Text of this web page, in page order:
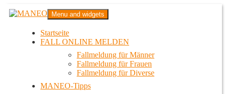
Zum
InhaltMANEO
Das schwule Anti-Gewalt-Projekt in Berlin
Menu and widgets
Startseite
FALL ONLINE MELDEN
Fallmeldung für Männer
Fallmeldung für Frauen
Fallmeldung für Diverse
MANEO-Tipps